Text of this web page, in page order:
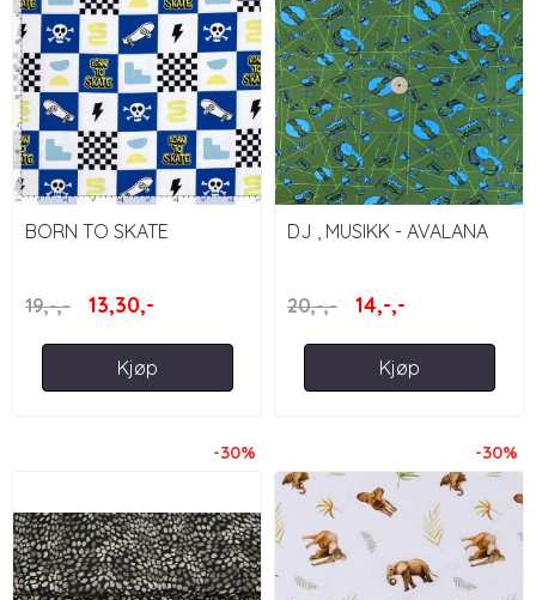
BORN TO SKATE
19,-,- 13,30,-
Kjøp
DJ , MUSIKK - AVALANA
20,-,- 14,-,-
Kjøp
-30% -30%